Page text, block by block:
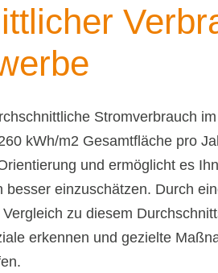
Stromverbrauch im
kWh/m2 Gesamtfläche pro
und ermöglicht es
besser einzuschätzen. Durch
zu diesem
erkennen und gezielte